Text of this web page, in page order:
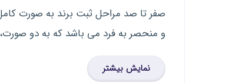
صفر تا صد مراحل ثبت برند به صورت
و منحصر به فرد می باشد که به دو
نمایش بیشتر